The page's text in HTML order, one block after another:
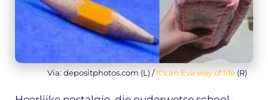
Via: depositphotos.com (L) /It's an Eva way of life (R)